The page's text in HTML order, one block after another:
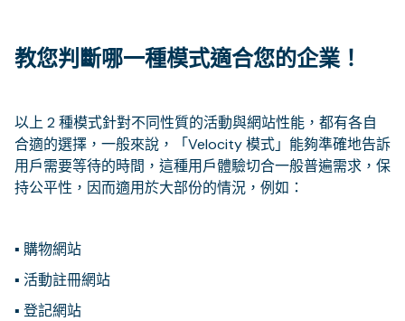
教您判斷哪一種模式適合您的企業！
以上 2 種模式針對不同性質的活動與網站性能，都有各自
合適的選擇，一般來說，「Velocity 模式」能夠準確地告訴
用戶需要等待的時間，這種用戶體驗切合一般普遍需求，保
持公平性，因而適用於大部份的情況，例如：
▪ 購物網站
▪ 活動註冊網站
▪ 登記網站